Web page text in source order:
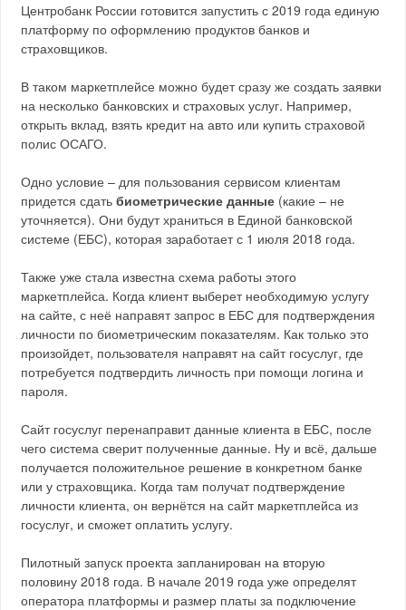
Центробанк России готовится запустить с 2019 года единую
платформу по оформлению продуктов банков и
страховщиков.
В таком маркетплейсе можно будет сразу же создать заявки
на несколько банковских и страховых услуг. Например,
открыть вклад, взять кредит на авто или купить страховой
полис ОСАГО.
Одно условие – для пользования сервисом клиентам
придется сдатьбиометрические данные (какие – не
уточняется). Они будут храниться в Единой банковской
системе (ЕБС), которая заработает с 1 июля 2018 года.
Также уже стала известна схема работы этого
маркетплейса. Когда клиент выберет необходимую услугу
на сайте, с неё направят запрос в ЕБС для подтверждения
личности по биометрическим показателям. Как только это
произойдет, пользователя направят на сайт госуслуг, где
потребуется подтвердить личность при помощи логина и
пароля.
Сайт госуслуг перенаправит данные клиента в ЕБС, после
чего система сверит полученные данные. Ну и всё, дальше
получается положительное решение в конкретном банке
или у страховщика. Когда там получат подтверждение
личности клиента, он вернётся на сайт маркетплейса из
госуслуг, и сможет оплатить услугу.
Пилотный запуск проекта запланирован на вторую
половину 2018 года. В начале 2019 года уже определят
оператора платформы и размер платы за подключение